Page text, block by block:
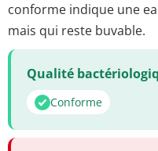
conforme indique une
mais qui reste buvable.
Qualité
Conforme